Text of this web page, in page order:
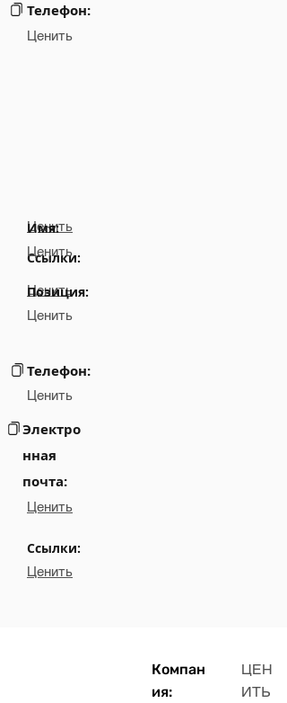
Телефон:
Ценить
Ценить
Ссылки:
Ценить
Имя:
Ценить
Позиция:
Ценить
Телефон:
Ценить
Электро
нная
почта:
Ценить
Ссылки:
Ценить
Компан
ия:
ЦЕН
ИТЬ